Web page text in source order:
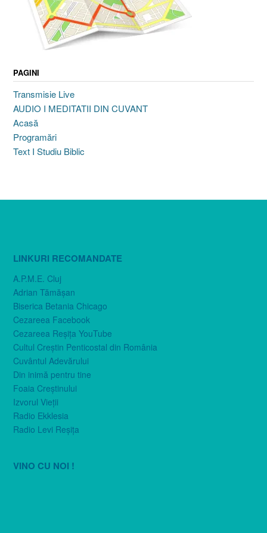
PAGINI
Transmisie Live
AUDIO I MEDITATII DIN CUVANT
Acasă
Programări
Text I Studiu Biblic
LINKURI RECOMANDATE
A.P.M.E. Cluj
Adrian Tămăşan
Biserica Betania Chicago
Cezareea Facebook
Cezareea Reşiţa YouTube
Cultul Creştin Penticostal din România
Cuvântul Adevărului
Din inimă pentru tine
Foaia Creştinului
Izvorul Vieţii
Radio Ekklesia
Radio Levi Reşiţa
VINO CU NOI !